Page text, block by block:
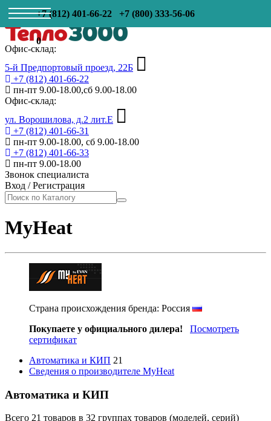
+7 (812) 401-66-22 +7 (800) 333-56-06
0
Офис-склад:
5-й Предпортовый проезд, 22Б
+7 (812) 401-66-22
пн-пт 9.00-18.00,сб 9.00-18.00
Офис-склад:
ул. Ворошилова, д.2 лит.Е
+7 (812) 401-66-31
пн-пт 9.00-18.00, сб 9.00-18.00
+7 (812) 401-66-33
пн-пт 9.00-18.00
Звонок специалиста
Вход /Регистрация
MyHeat
Страна происхождения бренда: Россия
Покупаете у официального дилера!
Посмотреть
сертификат
Автоматика и КИП 21
Сведения о производителе MyHeat
Автоматика и КИП
Всего 21 товаров в 32 группах товаров (моделей, серий)